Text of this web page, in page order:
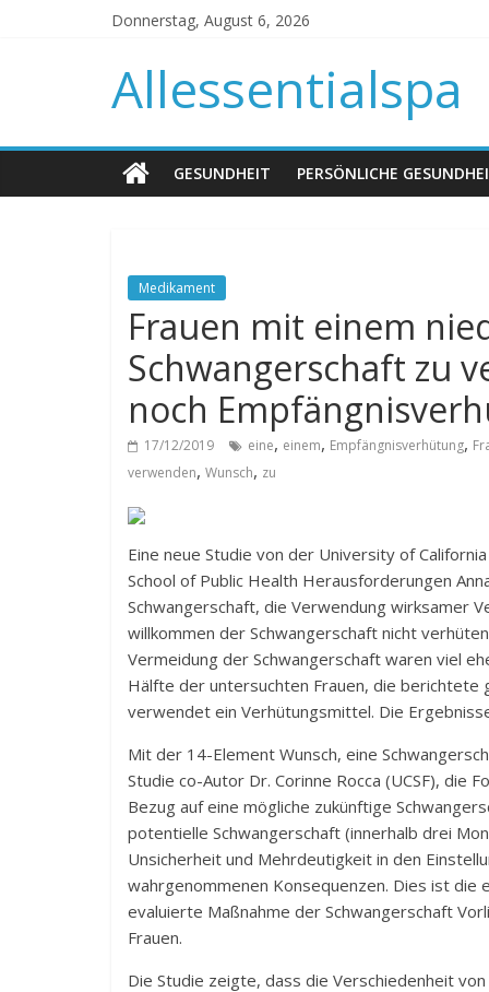
Donnerstag, August 6, 2026
Allessentialspa
GESUNDHEIT PERSÖNLICHE
Medikament
Frauen mit einem
Schwangerschaft zu
noch
17/12/2019 eine, einem, Empfängnisverhütung,
verwenden, Wunsch, zu
Eine neue Studie von der University of
School of Public Health Herausforderungen
Schwangerschaft, die Verwendung wirksamer
willkommen der Schwangerschaft nicht
Vermeidung der Schwangerschaft waren viel
Hälfte der untersuchten Frauen, die berichtete
verwendet ein Verhütungsmittel. Die
Mit der 14-Element Wunsch, eine
Studie co-Autor Dr. Corinne Rocca (UCSF), die
Bezug auf eine mögliche zukünftige
potentielle Schwangerschaft (innerhalb drei
Unsicherheit und Mehrdeutigkeit in den
wahrgenommenen Konsequenzen. Dies ist
evaluierte Maßnahme der Schwangerschaft
Frauen.
Die Studie zeigte, dass die Verschiedenheit